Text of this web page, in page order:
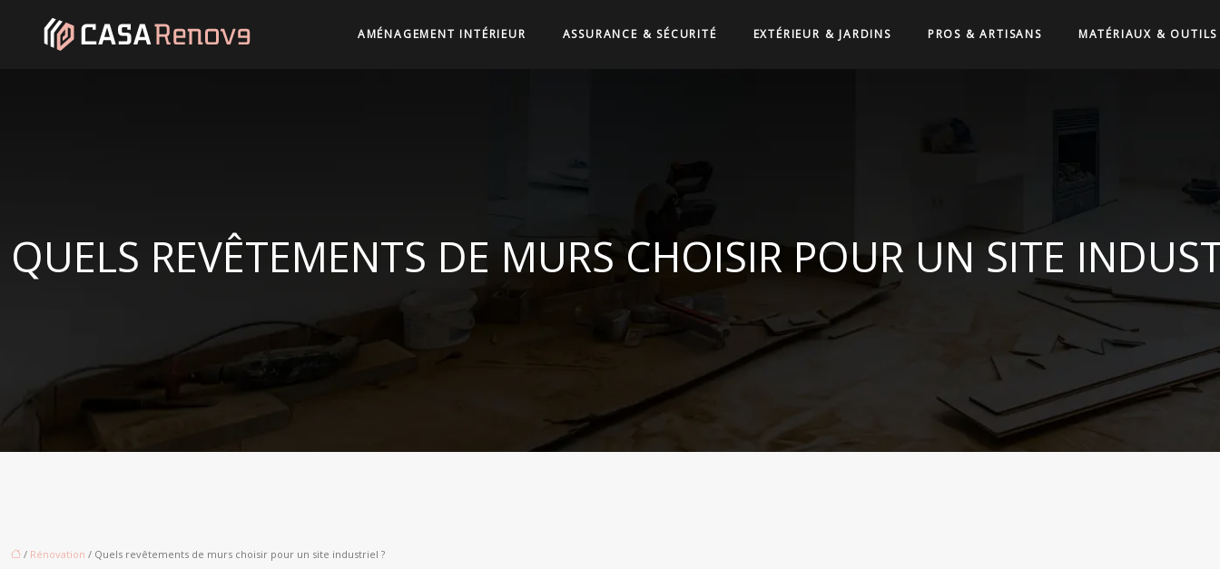
AMÉNAGEMENT INTÉRIEUR ASSURANCE & SÉCURITÉ EXTÉRIEUR & JARDINS PROS & ARTISANS MATÉRIAUX & OUTILS
QUELS REVÊTEMENTS DE MURS CHOISIR POUR UN SITE
/ Rénovation / Quels revêtements de murs choisir pour un site industriel ?